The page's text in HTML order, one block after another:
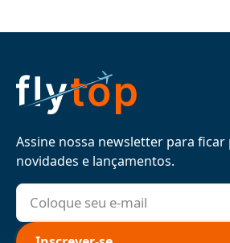
Assine nossa newsletter para
novidades e lançamentos.